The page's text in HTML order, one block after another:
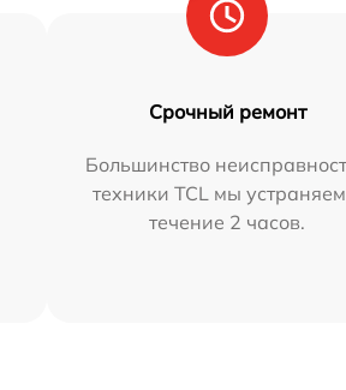
Срочный ремонт
Большинство
техники TCL мы
течение 2 часов.